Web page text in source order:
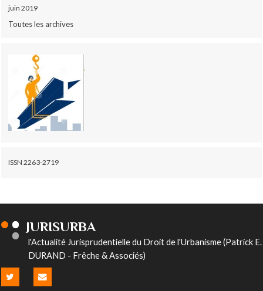
juin 2019
Toutes les archives
ISSN 2263-2719
JURISURBA
l'Actualité Jurisprudentielle du Droit de l'Urbanisme (Patrick E.
DURAND - Frêche & Associés)